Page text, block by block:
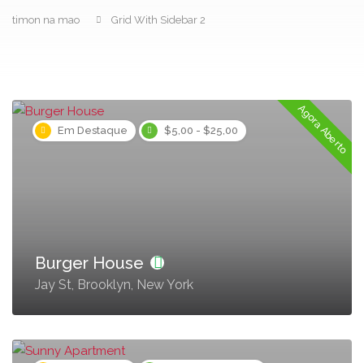
timon na mao Grid With Sidebar 2
Em Destaque $5,00 - $25,00 Agora Aberto
Burger House
Jay St, Brooklyn, New York